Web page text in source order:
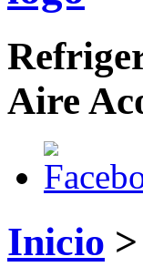
Aire
Inicio >